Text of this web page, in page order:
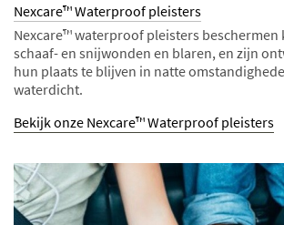
Nexcare™ Waterproof pleisters
Nexcare™ waterproof pleisters beschermen
schaaf- en snijwonden en blaren, en zijn
hun plaats te blijven in natte
waterdicht.
Bekijk onze Nexcare™ Waterproof pleisters